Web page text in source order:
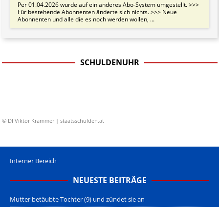
Per 01.04.2026 wurde auf ein anderes Abo-System umgestellt. >>>
Für bestehende Abonnenten änderte sich nichts. >>> Neue
Abonnenten und alle die es noch werden wollen, ...
SCHULDENUHR
© DI Viktor Krammer | staatsschulden.at
Interner Bereich
NEUESTE BEITRÄGE
Mutter betäubte Tochter (9) und zündet sie an